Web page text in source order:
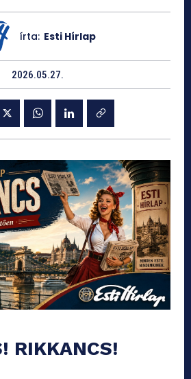
írta: Esti Hírlap
2026.05.27.
RIKKANCS!